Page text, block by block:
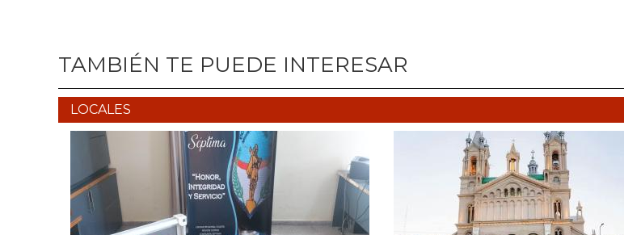
TAMBIÉN TE PUEDE INTERESAR
LOCALES